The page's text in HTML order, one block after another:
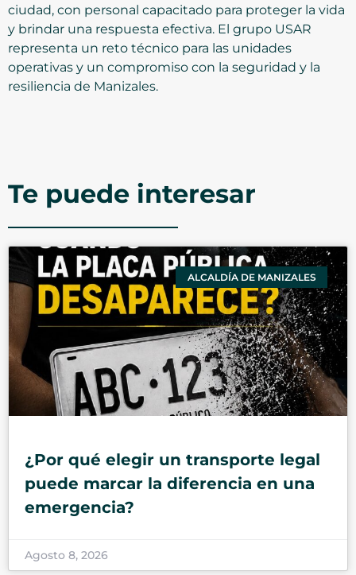
ciudad, con personal capacitado para proteger la vida
y brindar una respuesta efectiva. El grupo USAR
representa un reto técnico para las unidades
operativas y un compromiso con la seguridad y la
resiliencia de Manizales.
Te puede interesar
ALCALDÍA DE MANIZALES
¿Por qué elegir un transporte legal
puede marcar la diferencia en una
emergencia?
Agosto 8, 2026